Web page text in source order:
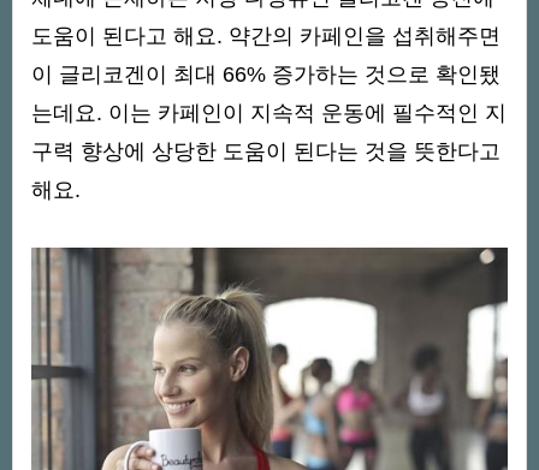
도움이 된다고 해요. 약간의 카페인을 섭취해주면
이 글리코겐이 최대 66% 증가하는 것으로 확인됐
는데요. 이는 카페인이 지속적 운동에 필수적인 지
구력 향상에 상당한 도움이 된다는 것을 뜻한다고
해요.